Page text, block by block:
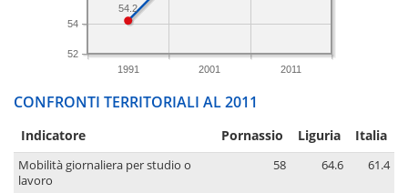
1991 2001 2011
52
54
54.2
CONFRONTI TERRITORIALI AL 2011
Indicatore Pornassio Liguria Italia
Mobilità giornaliera per studio o
lavoro
58 64.6 61.4